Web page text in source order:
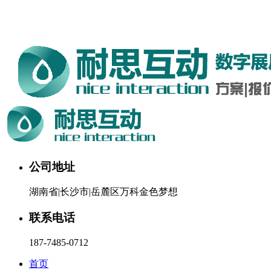
公司地址
湖南省|长沙市|岳麓区万科金色梦想
联系电话
187-7485-0712
首页